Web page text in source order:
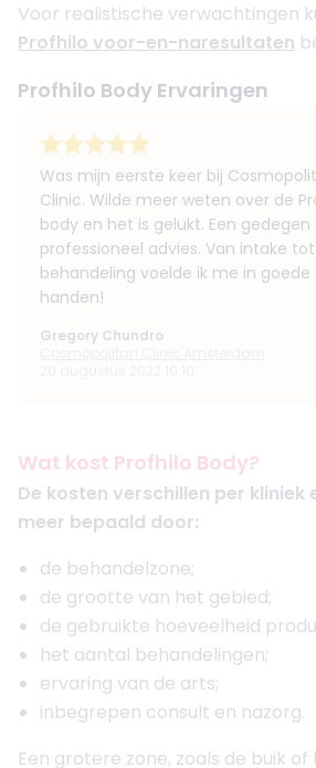
Voor realistische verwachtingen
Profhilo voor-en-naresultaten
Profhilo Body Ervaringen
Was mijn eerste keer bij
Clinic. Wilde meer weten over de
body en het is gelukt. Een gedegen
professioneel advies. Van intake
behandeling voelde ik me in goede
handen!
Gregory Chundro
Wat kost Profhilo Body?
De kosten verschillen per kliniek
meer bepaald door:
de behandelzone;
de grootte van het gebied;
de gebruikte hoeveelheid
het aantal behandelingen;
ervaring van de arts;
inbegrepen consult en nazorg.
Een grotere zone, zoals de buik of